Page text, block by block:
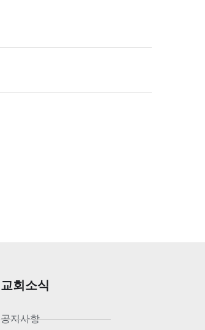
교회소식
공지사항